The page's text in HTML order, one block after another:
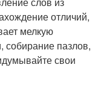
отличий,
мелкую
собирание пазлов,
свои